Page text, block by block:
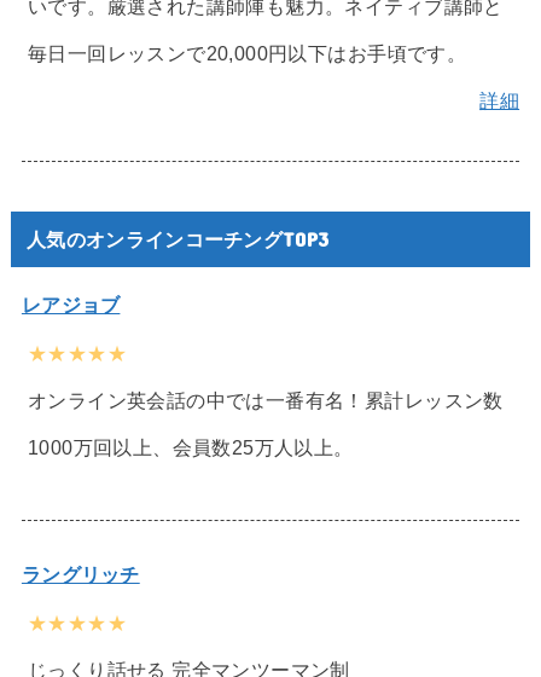
いです。厳選された講師陣も魅力。ネイティブ講師と
毎日一回レッスンで20,000円以下はお手頃です。
詳細
人気のオンラインコーチングTOP3
レアジョブ
★★★★★
オンライン英会話の中では一番有名！累計レッスン数
1000万回以上、会員数25万人以上。
ラングリッチ
★★★★★
じっくり話せる 完全マンツーマン制